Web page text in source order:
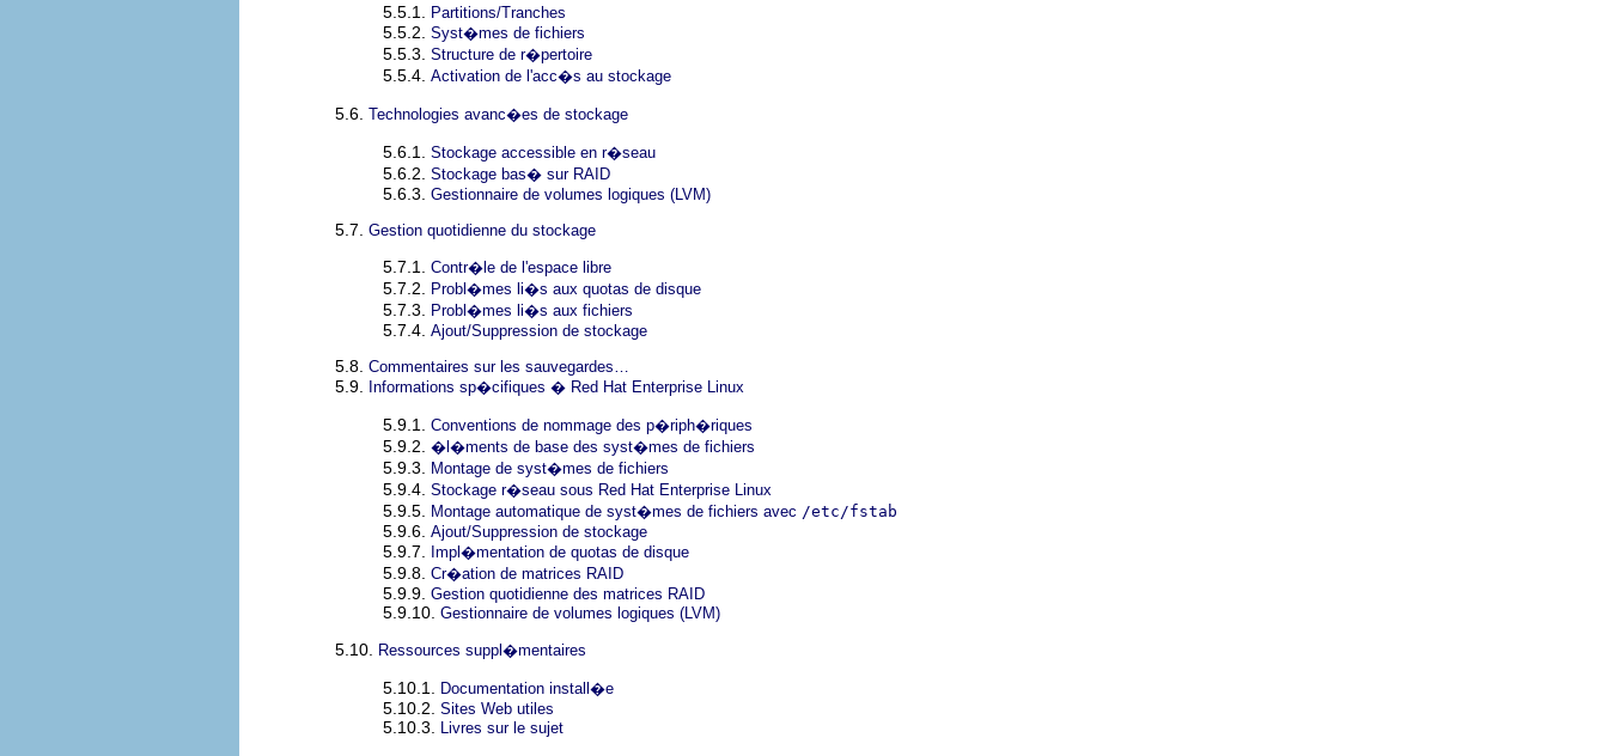
5.5.1. Partitions/Tranches
5.5.2. Syst�mes de fichiers
5.5.3. Structure de r�pertoire
5.5.4. Activation de l'acc�s au stockage
5.6. Technologies avanc�es de stockage
5.6.1. Stockage accessible en r�seau
5.6.2. Stockage bas� sur RAID
5.6.3. Gestionnaire de volumes logiques (LVM)
5.7. Gestion quotidienne du stockage
5.7.1. Contr�le de l'espace libre
5.7.2. Probl�mes li�s aux quotas de disque
5.7.3. Probl�mes li�s aux fichiers
5.7.4. Ajout/Suppression de stockage
5.8. Commentaires sur les sauvegardes…
5.9. Informations sp�cifiques � Red Hat Enterprise Linux
5.9.1. Conventions de nommage des p�riph�riques
5.9.2. �l�ments de base des syst�mes de fichiers
5.9.3. Montage de syst�mes de fichiers
5.9.4. Stockage r�seau sous Red Hat Enterprise Linux
5.9.5. Montage automatique de syst�mes de fichiers avec /etc/fstab
5.9.6. Ajout/Suppression de stockage
5.9.7. Impl�mentation de quotas de disque
5.9.8. Cr�ation de matrices RAID
5.9.9. Gestion quotidienne des matrices RAID
5.9.10. Gestionnaire de volumes logiques (LVM)
5.10. Ressources suppl�mentaires
5.10.1. Documentation install�e
5.10.2. Sites Web utiles
5.10.3. Livres sur le sujet